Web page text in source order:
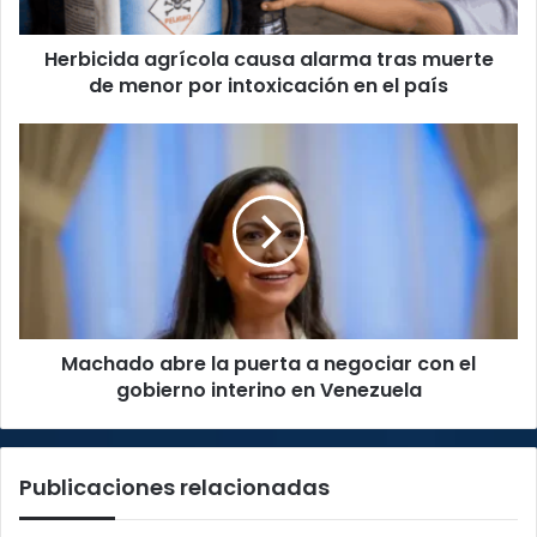
por
intoxicación
Herbicida agrícola causa alarma tras muerte
de menor por intoxicación en el país
puerta
negociar
gobierno
interinoMachado abre la puerta a negociar con el
gobierno interino en Venezuela
Publicaciones relacionadas